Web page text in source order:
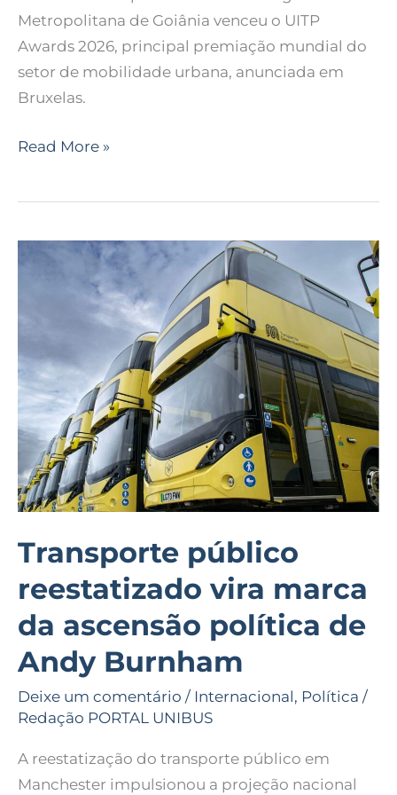
Metropolitana de Goiânia venceu o UITP
Awards 2026, principal premiação mundial do
setor de mobilidade urbana, anunciada em
Bruxelas.
Read More »
Transporte público
reestatizado vira marca
da ascensão política de
Andy Burnham
Deixe um comentário / Internacional, Política /
Redação PORTAL UNIBUS
A reestatização do transporte público em
Manchester impulsionou a projeção nacional
Transporte
reestatizado
marca
da
ascensão
política
Andy
Burnham